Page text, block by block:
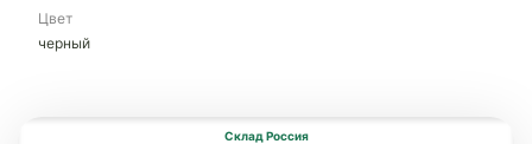
Цвет
черный
Склад Россия